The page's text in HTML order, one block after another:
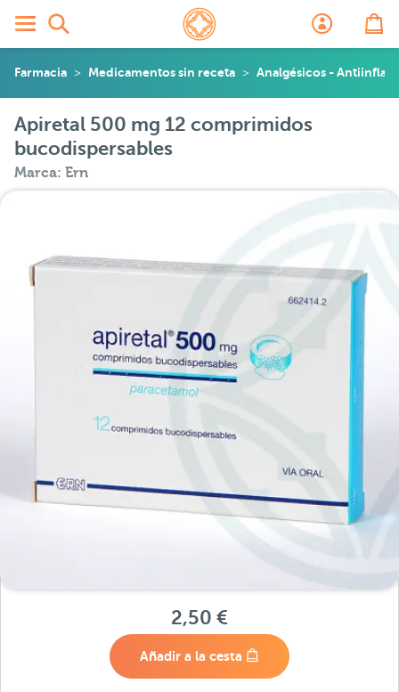
Farmacia Medicamentos sin receta Analgésicos -
Apiretal 500 mg 12 comprimidos
bucodispersables
Marca: Ern
2,50 €
Añadir a la cesta